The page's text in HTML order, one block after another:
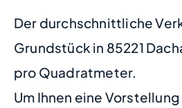
Der durchschnittliche
Grundstück in 85221
pro Quadratmeter.
Um Ihnen eine